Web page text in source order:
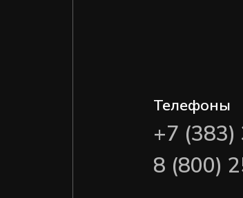
Телефоны
+7
8 (800)